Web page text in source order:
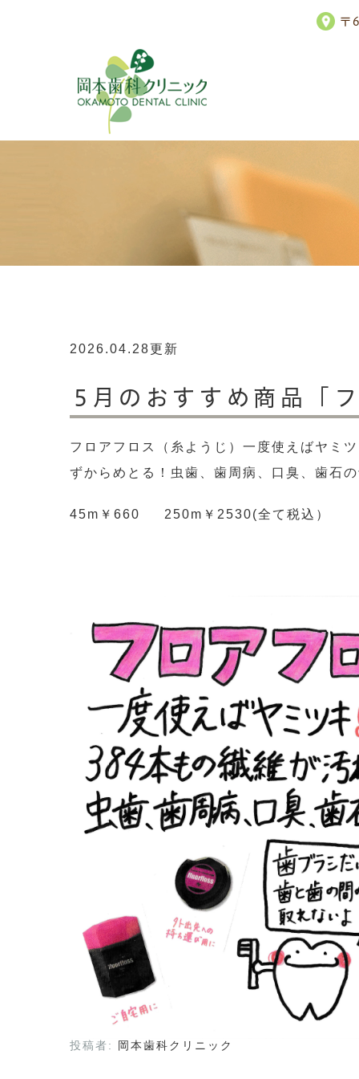
〒
2026.04.28更新
5月のおすすめ商品「
フロアフロス（糸ようじ）一度使えばヤミ
ずからめとる！虫歯、歯周病、口臭、歯石
45m￥660 250m￥2530(全て税込）
投稿者: 岡本歯科クリニック